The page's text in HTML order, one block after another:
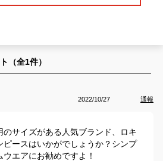
（全1件）
2022/10/27 通報
サイズがある人気ブランド、ロキ
ピースはいかがでしょうか？シンプ
エアにお勧めですよ！